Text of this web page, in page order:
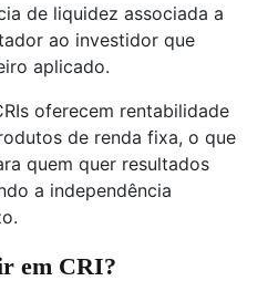
de liquidez associada a
ao investidor que
aplicado.
oferecem rentabilidade
de renda fixa, o que
quem quer resultados
a independência
em CRI?